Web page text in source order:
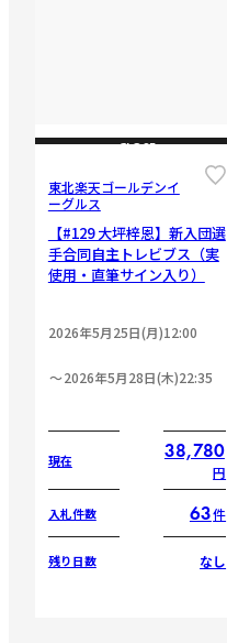
CLOSE
東北楽天ゴールデンイ
ーグルス
【#129 大坪梓恩】新入団選
手合同自主トレビブス（実
使用・直筆サイン入り）
2026年5月25日(月)12:00
2026年5月28日(木)22:35
現在 38,780
円
入札件数 63件
残り日数 なし